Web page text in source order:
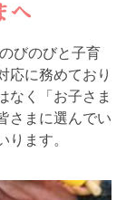
へ
びのびと子育
応に務めており
なく「お子さま
さまに選んでい
ります。